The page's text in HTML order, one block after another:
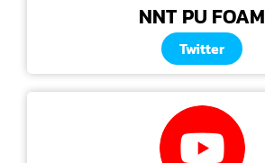
NNT PU FOAM
Twitter